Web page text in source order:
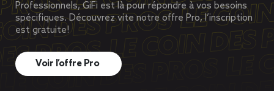
Professionnels, GiFi est là pour répondre à vos besoins
spécifiques. Découvrez vite notre offre Pro, l’inscription
est gratuite!
Voir l’offre Pro